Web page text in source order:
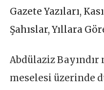
Gazete Yazıları,
Şahıslar,Yıllara
Abdülaziz Bayındır
meselesi üzerinde